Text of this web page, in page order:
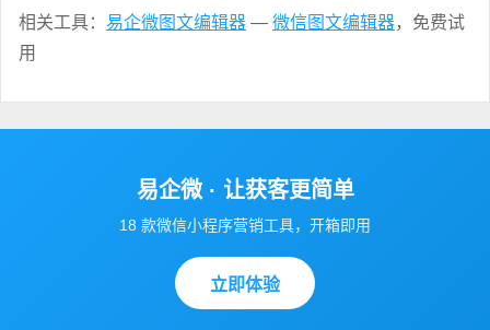
相关工具： 易企微图文编辑器 — 微信图文编辑器，免费试
用
易企微 · 让获客更简单
18 款微信小程序营销工具，开箱即用
立即体验